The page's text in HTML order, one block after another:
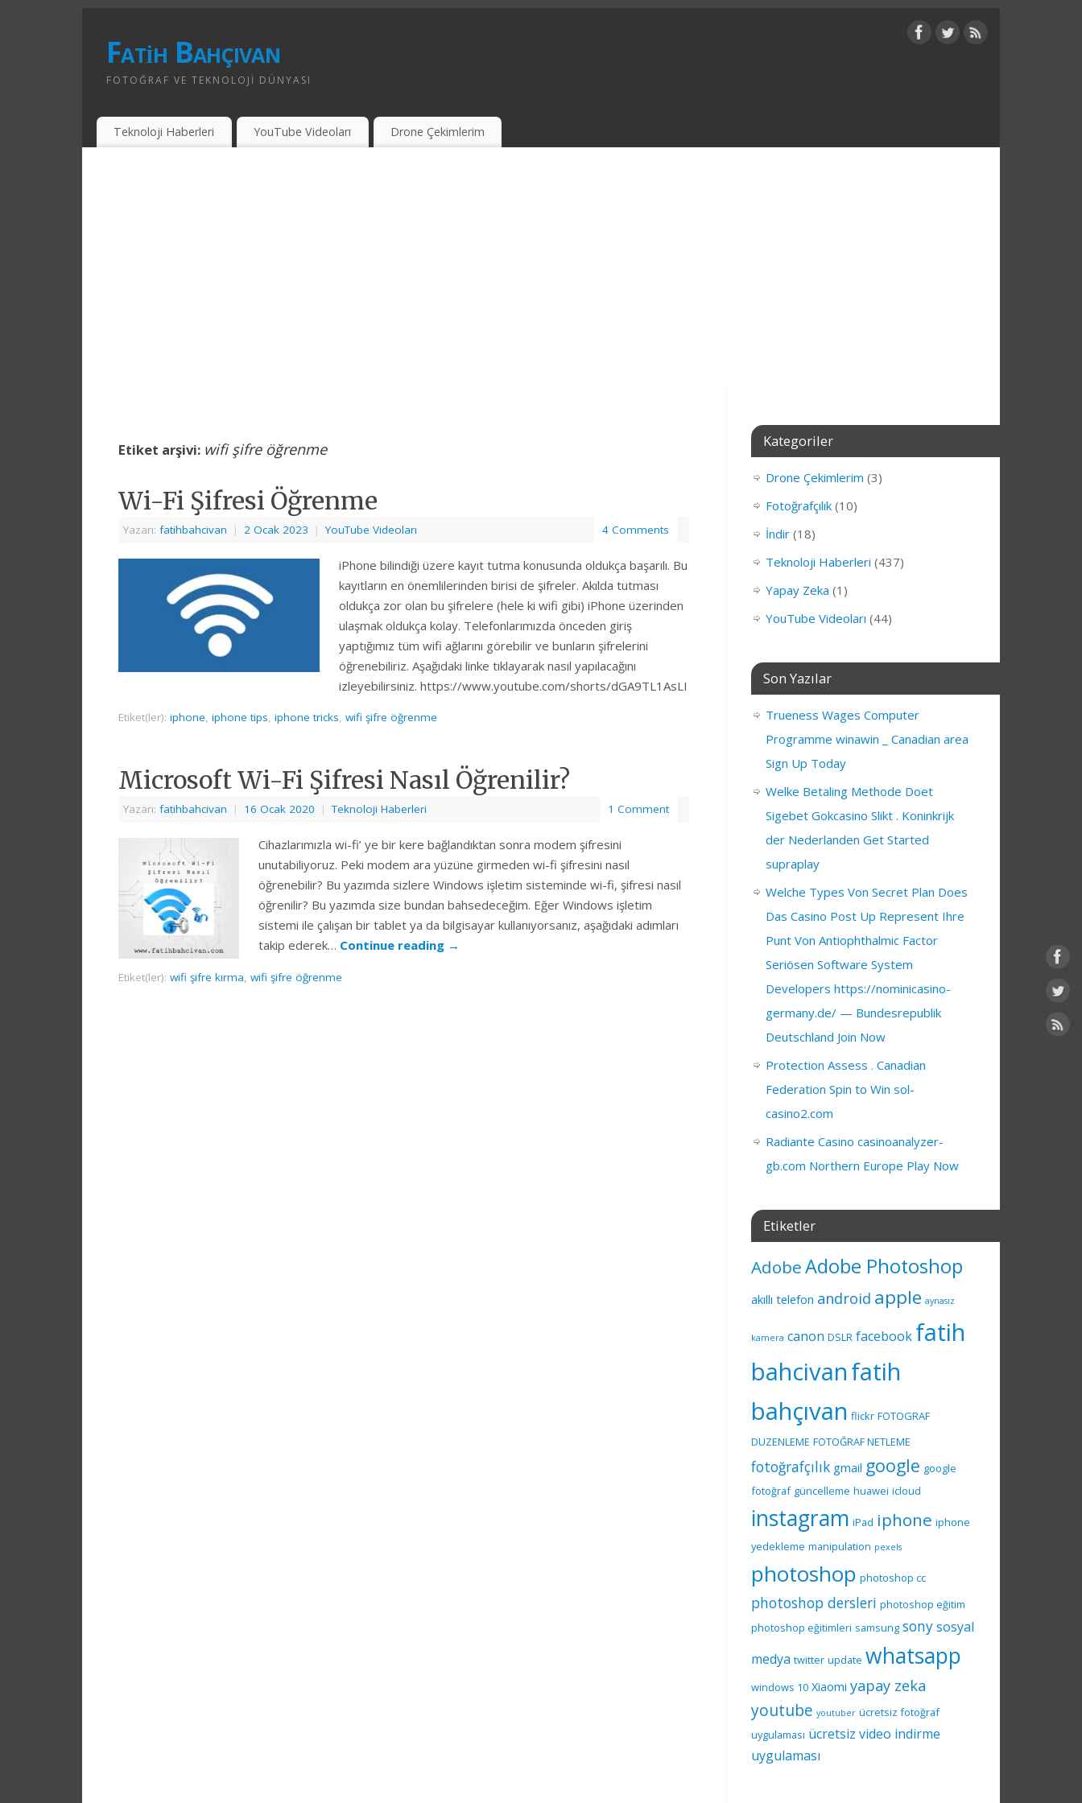
Fatih Bahçıvan
FOTOĞRAF VE TEKNOLOJI DÜNYASI
Teknoloji Haberleri YouTube Videoları Drone Çekimlerim
Etiket arşivi: wifi şifre öğrenme
Wi-Fi Şifresi Öğrenme
Yazarı: fatihbahcivan | 2 Ocak 2023 | YouTube Videoları 4 Comments
iPhone bilindiği üzere kayıt tutma konusunda oldukça başarılı. Bu
kayıtların en önemlilerinden birisi de şifreler. Akılda tutması
oldukça zor olan bu şifrelere (hele ki wifi gibi) iPhone üzerinden
ulaşmak oldukça kolay. Telefonlarımızda önceden giriş
yaptığımız tüm wifi ağlarını görebilir ve bunların şifrelerini
öğrenebiliriz. Aşağıdaki linke tıklayarak nasıl yapılacağını
izleyebilirsiniz. https://www.youtube.com/shorts/dGA9TL1AsLI
Etiket(ler): iphone, iphone tips, iphone tricks, wifi şifre öğrenme
Microsoft Wi-Fi Şifresi Nasıl Öğrenilir?
Yazarı: fatihbahcivan | 16 Ocak 2020 | Teknoloji Haberleri 1 Comment
Cihazlarımızla wi-fi’ ye bir kere bağlandıktan sonra modem şifresini
unutabiliyoruz. Peki modem ara yüzüne girmeden wi-fi şifresini nasıl
öğrenebilir? Bu yazımda sizlere Windows işletim sisteminde wi-fi, şifresi nasıl
öğrenilir? Bu yazımda size bundan bahsedeceğim. Eğer Windows işletim
sistemi ile çalışan bir tablet ya da bilgisayar kullanıyorsanız, aşağıdaki adımları
takip ederek… Continue reading →
Etiket(ler): wifi şifre kırma, wifi şifre öğrenme
Kategoriler
Drone Çekimlerim (3)
Fotoğrafçılık (10)
İndir (18)
Teknoloji Haberleri (437)
Yapay Zeka (1)
YouTube Videoları (44)
Son Yazılar
Trueness Wages Computer
Programme winawin _ Canadian area
Sign Up Today
Welke Betaling Methode Doet
Sigebet Gokcasino Slikt . Koninkrijk
der Nederlanden Get Started
supraplay
Welche Types Von Secret Plan Does
Das Casino Post Up Represent Ihre
Punt Von Antiophthalmic Factor
Seriösen Software System
Developers https://nominicasino-
germany.de/ — Bundesrepublik
Deutschland Join Now
Protection Assess . Canadian
Federation Spin to Win sol-
casino2.com
Radiante Casino casinoanalyzer-
gb.com Northern Europe Play Now
Etiketler
AdobeAdobe Photoshop
akıllı telefon android apple aynasız
kamera canon DSLR facebook fatih
bahcivanfatih
bahçıvan flickr FOTOGRAF
DUZENLEME FOTOĞRAF NETLEME
fotoğrafçılık gmail google google
fotoğraf güncelleme huawei icloud
instagram iPad iphone iphone
yedekleme manipulation pexels
photoshop photoshop cc
photoshop dersleri photoshop eğitim
photoshop eğitimleri samsung sonysosyal
medya twitter update whatsapp
windows 10 Xiaomi yapay zeka
youtube youtuber ücretsiz fotoğraf
uygulaması ücretsiz video indirme
uygulaması